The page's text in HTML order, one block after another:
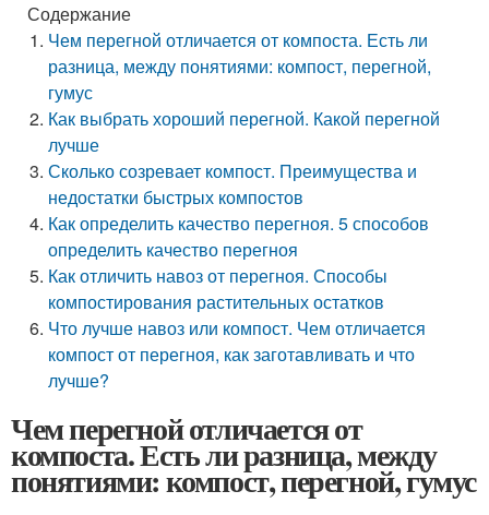
Содержание
Чем перегной отличается от компоста. Есть ли
разница, между понятиями: компост, перегной,
гумус
Как выбрать хороший перегной. Какой перегной
лучше
Сколько созревает компост. Преимущества и
недостатки быстрых компостов
Как определить качество перегноя. 5 способов
определить качество перегноя
Как отличить навоз от перегноя. Способы
компостирования растительных остатков
Что лучше навоз или компост. Чем отличается
компост от перегноя, как заготавливать и что
лучше?
Чем перегной отличается от
компоста. Есть ли разница, между
понятиями: компост, перегной, гумус